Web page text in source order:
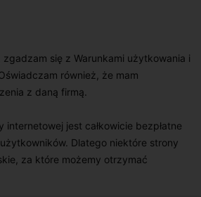
się z Warunkami użytkowania i
również, że mam
z daną firmą.
internetowej jest całkowicie bezpłatne
Dlatego niektóre strony
za które możemy otrzymać